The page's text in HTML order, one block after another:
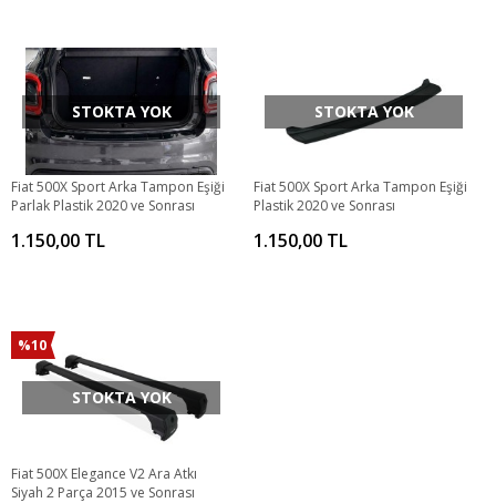
STOKTA YOK
Fiat 500X Sport Arka Tampon Eşiği
Parlak Plastik 2020 ve Sonrası
1.150,00 TL
STOKTA YOK
Fiat 500X Sport Arka Tampon Eşiği
Plastik 2020 ve Sonrası
1.150,00 TL
%10
STOKTA YOK
Fiat 500X Elegance V2 Ara Atkı
Siyah 2 Parça 2015 ve Sonrası